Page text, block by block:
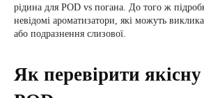
рідина для POD vs погана. До того ж
невідомі ароматизатори, які можуть
або подразнення слизової.
Як перевірити